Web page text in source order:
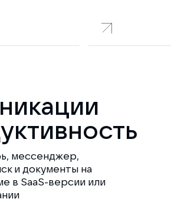
мессенджер,
и документы на
в SaaS-версии или